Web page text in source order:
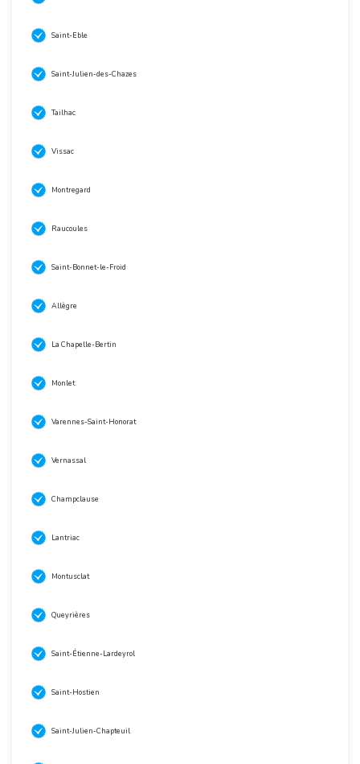
Saint-Eble
Saint-Julien-des-Chazes
Tailhac
Vissac
Montregard
Raucoules
Saint-Bonnet-le-Froid
Allègre
La Chapelle-Bertin
Monlet
Varennes-Saint-Honorat
Vernassal
Champclause
Lantriac
Montusclat
Queyrières
Saint-Étienne-Lardeyrol
Saint-Hostien
Saint-Julien-Chapteuil